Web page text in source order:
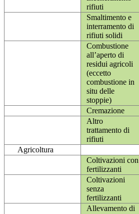
rifiuti
Smaltimento e
interramento di
rifiuti solidi
Combustione
all’aperto di
residui agricoli
(eccetto
combustione in
situ delle
stoppie)
Cremazione
Altro
trattamento di
rifiuti
Agricoltura
Coltivazioni con
fertilizzanti
Coltivazioni
senza
fertilizzanti
Allevamento di